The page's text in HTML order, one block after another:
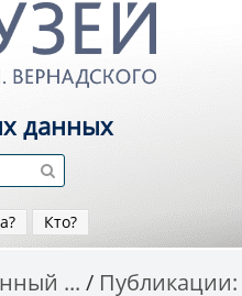
данных
Кто?
... Публикации: